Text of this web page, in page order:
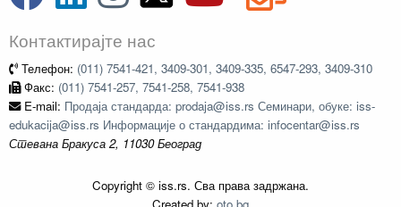
Контактирајте нас
Телефон: (011) 7541-421, 3409-301, 3409-335, 6547-293, 3409-310
Факс: (011) 7541-257, 7541-258, 7541-938
E-mail: Продаја стандарда: prodaja@iss.rs Семинари, обуке: iss-
edukacija@iss.rs Информације о стандардима: infocentar@iss.rs
Стевана Бракуса 2, 11030 Београд
Copyright © iss.rs. Сва права задржана.